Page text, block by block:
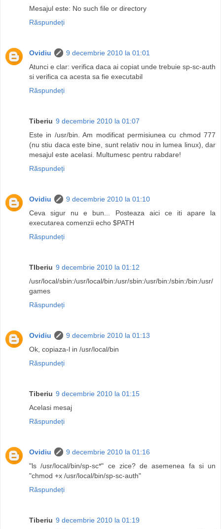
Mesajul este: No such file or directory
Răspundeți
Ovidiu
9 decembrie 2010 la 01:01
Atunci e clar: verifica daca ai copiat unde trebuie sp-sc-auth
si verifica ca acesta sa fie executabil
Răspundeți
Tiberiu 9 decembrie 2010 la 01:07
Este in /usr/bin. Am modificat permisiunea cu chmod 777
(nu stiu daca este bine, sunt relativ nou in lumea linux), dar
mesajul este acelasi. Multumesc pentru rabdare!
Răspundeți
Ovidiu
9 decembrie 2010 la 01:10
Ceva sigur nu e bun... Posteaza aici ce iti apare la
executarea comenzii echo $PATH
Răspundeți
TIberiu 9 decembrie 2010 la 01:12
/usr/local/sbin:/usr/local/bin:/usr/sbin:/usr/bin:/sbin:/bin:/usr/
games
Răspundeți
Ovidiu
9 decembrie 2010 la 01:13
Ok, copiaza-l in /usr/local/bin
Răspundeți
Tiberiu 9 decembrie 2010 la 01:15
Acelasi mesaj
Răspundeți
Ovidiu
9 decembrie 2010 la 01:16
"ls /usr/local/bin/sp-sc*" ce zice? de asemenea fa si un
"chmod +x /usr/local/bin/sp-sc-auth"
Răspundeți
Tiberiu 9 decembrie 2010 la 01:19